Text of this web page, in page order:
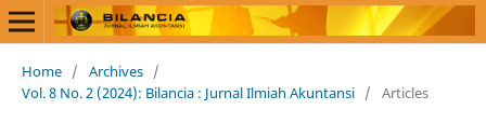
Home / Archives /
Vol. 8 No. 2 (2024): Bilancia : Jurnal Ilmiah Akuntansi / Articles